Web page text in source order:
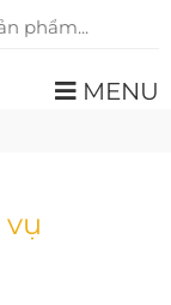
MENU